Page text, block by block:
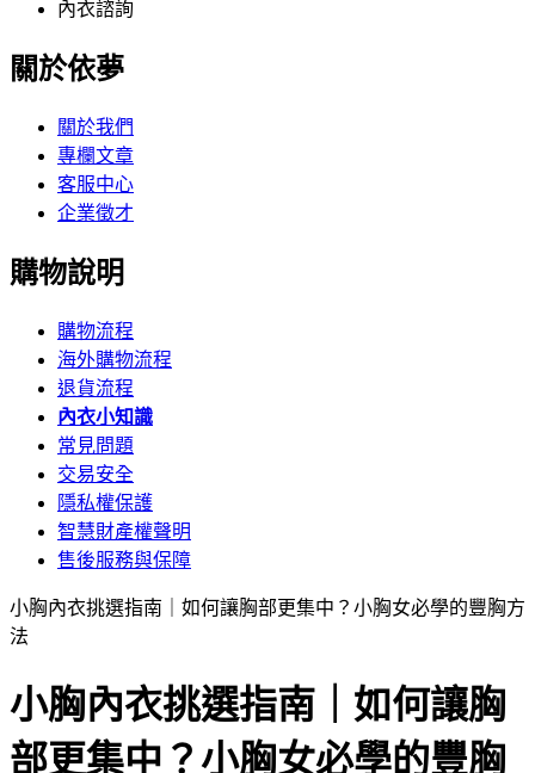
內衣諮詢
關於依夢
關於我們
專欄文章
客服中心
企業徵才
購物說明
購物流程
海外購物流程
退貨流程
內衣小知識
常見問題
交易安全
隱私權保護
智慧財產權聲明
售後服務與保障
小胸內衣挑選指南｜如何讓胸部更集中？小胸女必學的豐胸方
法
小胸內衣挑選指南｜如何讓胸
部更集中？小胸女必學的豐胸